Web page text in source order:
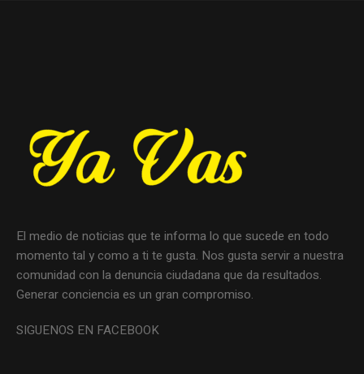
El medio de noticias que te informa lo que sucede en todo
momento tal y como a ti te gusta. Nos gusta servir a nuestra
comunidad con la denuncia ciudadana que da resultados.
Generar conciencia es un gran compromiso.
SIGUENOS EN FACEBOOK